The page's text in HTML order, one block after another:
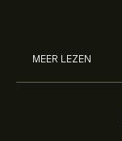
MEER LEZEN